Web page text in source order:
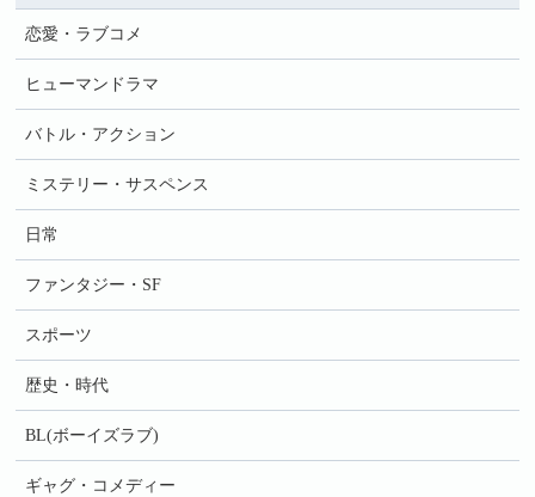
恋愛・ラブコメ
ヒューマンドラマ
バトル・アクション
ミステリー・サスペンス
日常
ファンタジー・SF
スポーツ
歴史・時代
BL(ボーイズラブ)
ギャグ・コメディー